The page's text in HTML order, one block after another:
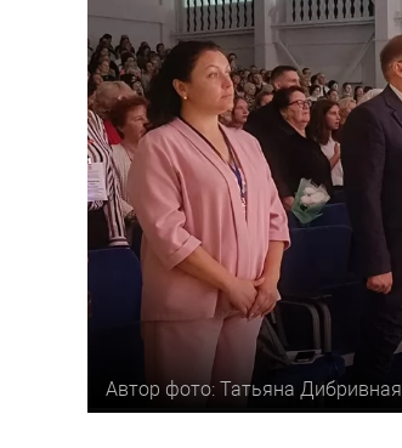
Автор фото: Татьяна Дибривная